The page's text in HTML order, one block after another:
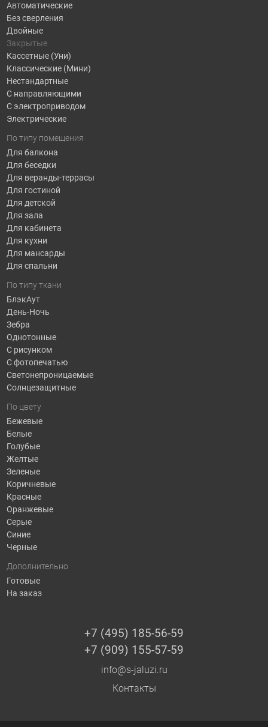
Автоматические
Без сверления
Двойные
Закрытые
Кассетные (Уни)
Классические (Мини)
Нестандартные
С направляющими
С электроприводом
Электрические
По типу помещения
Для балкона
Для беседки
Для веранды-террасы
Для гостиной
Для детской
Для зала
Для кабинета
Для кухни
Для мансарды
Для спальни
По типу ткани
БлэкАут
День-Ночь
Зебра
Однотонные
С рисунком
С фотопечатью
Светонепроницаемые
Солнцезащитные
По цвету
Бежевые
Белые
Голубые
Желтые
Зеленые
Коричневые
Красные
Оранжевые
Серые
Синие
Черные
Дополнительно
Готовые
На заказ
+7 (495) 185-56-59
+7 (909) 155-57-59
info@s-jaluzi.ru
Контакты